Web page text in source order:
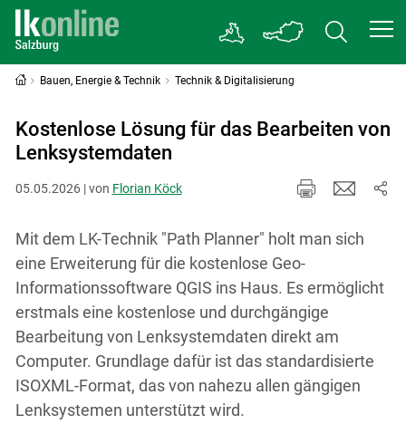
Bauen, Energie & Technik Technik & Digitalisierung
Kostenlose Lösung für das Bearbeiten von
Lenksystemdaten
05.05.2026 | von Florian Köck
Mit dem LK-Technik "Path Planner" holt man sich
eine Erweiterung für die kostenlose Geo-
Informationssoftware QGIS ins Haus. Es ermöglicht
erstmals eine kostenlose und durchgängige
Bearbeitung von Lenksystemdaten direkt am
Computer. Grundlage dafür ist das standardisierte
ISOXML-Format, das von nahezu allen gängigen
Lenksystemen unterstützt wird.